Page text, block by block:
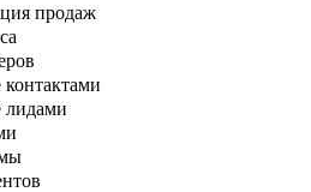
продаж
лидами